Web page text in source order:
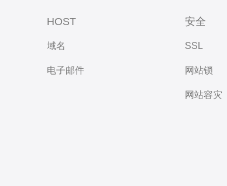
HOST
域名
电子邮件
安全
SSL
网站锁
网站容灾